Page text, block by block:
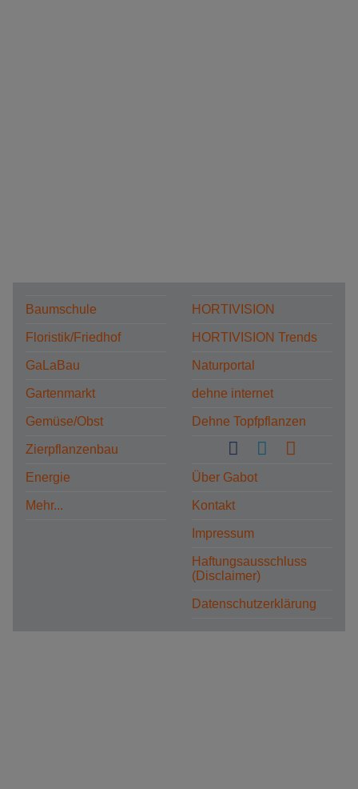
Baumschule
Floristik/Friedhof
GaLaBau
Gartenmarkt
Gemüse/Obst
Zierpflanzenbau
Energie
Mehr...
HORTIVISION
HORTIVISION Trends
Naturportal
dehne internet
Dehne Topfpflanzen
Über Gabot
Kontakt
Impressum
Haftungsausschluss
(Disclaimer)
Datenschutzerklärung